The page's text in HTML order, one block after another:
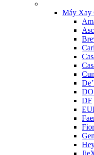
Máy Xay
DF